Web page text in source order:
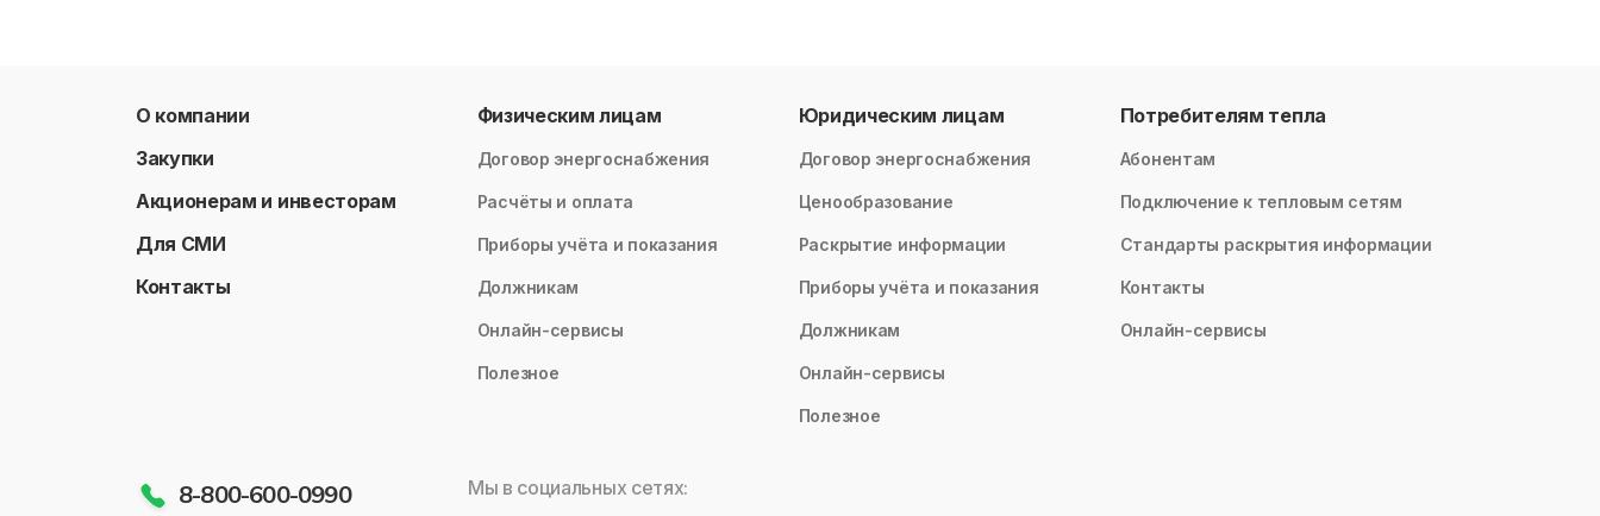
О компании
Закупки
Акционерам и инвесторам
Для СМИ
Контакты
Физическим лицам
Договор энергоснабжения
Расчёты и оплата
Приборы учёта и показания
Должникам
Онлайн-сервисы
Полезное
Юридическим лицам
Договор энергоснабжения
Ценообразование
Раскрытие информации
Приборы учёта и показания
Должникам
Онлайн-сервисы
Полезное
Потребителям тепла
Абонентам
Подключение к тепловым сетям
Стандарты раскрытия информации
Контакты
Онлайн-сервисы
8-800-600-0990 Мы в социальных сетях: